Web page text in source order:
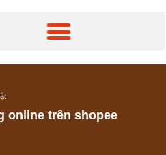
online trên shopee